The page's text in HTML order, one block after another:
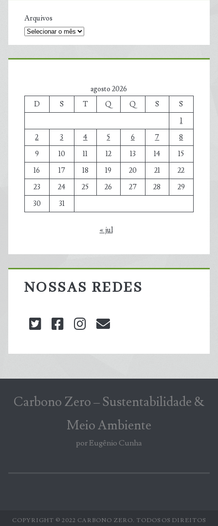
Arquivos
agosto 2026
D
S T Q Q S
S
1
2
3 4 5 6 7
8
9
10 11 12 13 14
15
16
17 18 19 20 21
22
23
24 25 26 27 28
29
30
31
« jul
NOSSAS REDES
twitterfacebookinstagram
Carbono Zero – Sustentabilidade &
Meio Ambiente
por Eugênio Cunha
COPYRIGHT © 2022 CARBONO ZERO. TODOS OS DIREITOS